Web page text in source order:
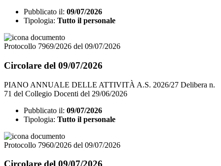
Pubblicato il: 09/07/2026
Tipologia: Tutto il personale
Protocollo 7969/2026 del 09/07/2026
Circolare del 09/07/2026
PIANO ANNUALE DELLE ATTIVITÀ A.S. 2026/27 Delibera n.
71 del Collegio Docenti del 29/06/2026
Pubblicato il: 09/07/2026
Tipologia: Tutto il personale
Protocollo 7960/2026 del 09/07/2026
Circolare del 09/07/2026